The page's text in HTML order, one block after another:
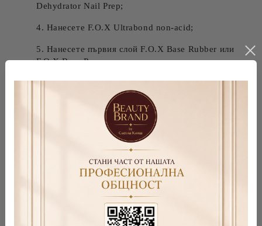
Dehydrator Nail Prep;
Нанесете F.O.X Ultrabond non-acid;
Нанесете първия слой F.O.X Base Rubber или
F.O.X Base Power еластична основа;
Изпечете в 36W UV лампа за 2 минути,
36/48W LED/UV лампа за 60 секунди;
Нанесете Shine GeI на тънък слой, като го
разпределите по цялата нокътна плочка;
Поставяме капка върху незасъхналия слой,
изграждаме архитектурата на нокътя;
9. Изпечете в 36W UV лампа за 2 минути,
36/48W LED/UV лампа за 60 секунди;
Ноктите са готови за нанасяне на гел лак: